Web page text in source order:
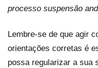
processo suspensão
Lembre-se de que agir
orientações corretas é
possa regularizar a sua